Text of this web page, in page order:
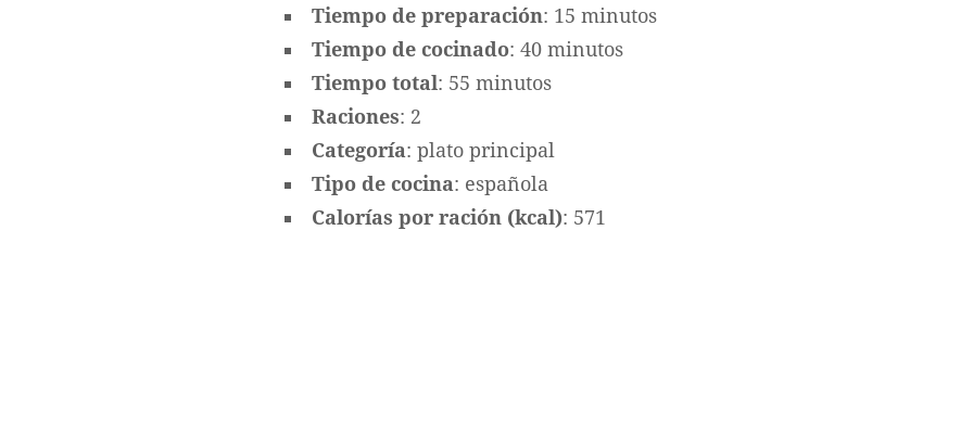
Tiempo de preparación: 15 minutos
Tiempo de cocinado: 40 minutos
Tiempo total: 55 minutos
Raciones: 2
Categoría: plato principal
Tipo de cocina: española
Calorías por ración (kcal): 571